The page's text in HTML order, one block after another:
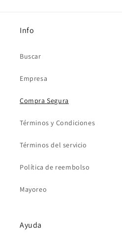
Info
Buscar
Empresa
Compra Segura
Términos y Condiciones
Términos del servicio
Política de reembolso
Mayoreo
Ayuda